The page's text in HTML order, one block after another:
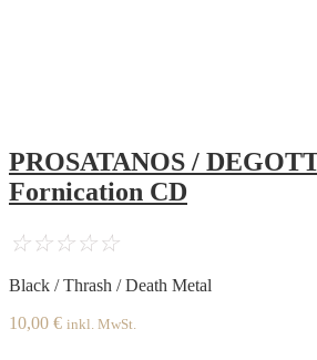
PROSATANOS /
Fornication CD
☆☆☆☆☆
Black / Thrash / Death Metal
10,00 € inkl. MwSt.